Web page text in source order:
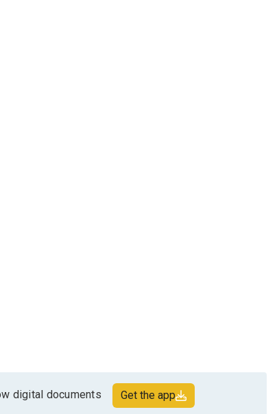
digital documents Get the app